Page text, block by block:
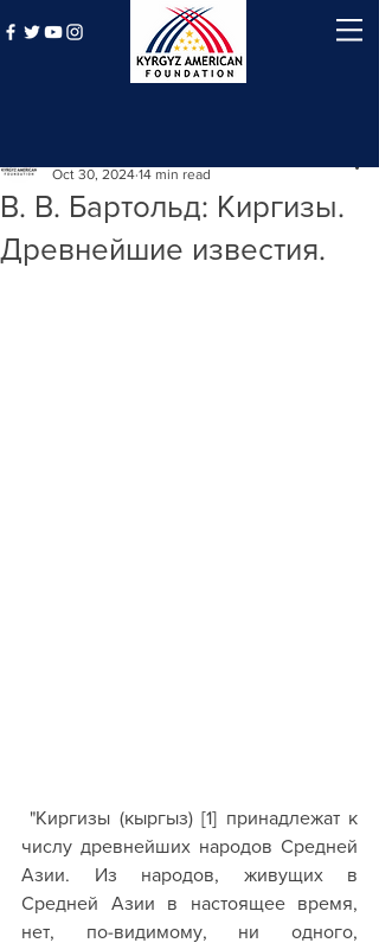
В. В. Бартольд: Киргизы.
Древнейшие известия.
Oct 30, 2024 14 min read
"Киргизы (кыргыз) [1] принадлежат к
числу древнейших народов Средней
Азии. Из народов, живущих в
Средней Азии в настоящее время,
нет, по-видимому, ни одного,